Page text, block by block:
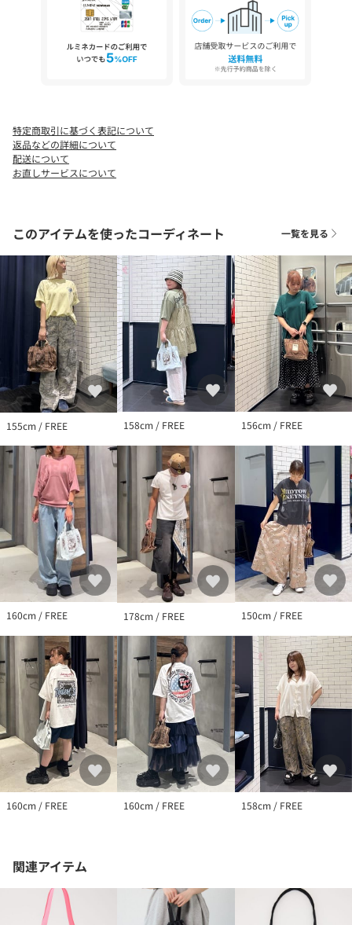
※画像の商品は光の照射や角度、お使いのモニター環境により、
実物と色味が異なる場合がございます。
※着用、お取り扱いの際は、アテンションタグをご確認くださ
※この製品は素材の特性上、使用中他の物との摩擦（特に湿った
※洗い加工（ストーンウォッシュ）を施している為、加工過程で
摩擦や薬剤の浸透具合により、一点一点色落ちや風合いが異なり
ます。
※サイズ感なども多少の個体差が出ますのでご注意下さい。
特定商取引に基づく表記について
返品などの詳細について
配送について
お直しサービスについて
このアイテムを使ったコーディネート 一覧を見る
155cm / FREE 158cm / FREE 156cm / FREE
160cm / FREE 178cm / FREE 150cm / FREE
160cm / FREE 160cm / FREE 158cm / FREE
関連アイテム